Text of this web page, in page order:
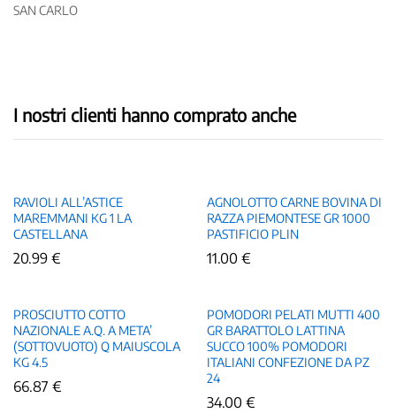
SAN CARLO
I nostri clienti hanno comprato anche
RAVIOLI ALL’ASTICE
MAREMMANI KG 1 LA
CASTELLANA
20.99 €
AGNOLOTTO CARNE BOVINA DI
RAZZA PIEMONTESE GR 1000
PASTIFICIO PLIN
11.00 €
PROSCIUTTO COTTO
NAZIONALE A.Q. A META’
(SOTTOVUOTO) Q MAIUSCOLA
KG 4.5
66.87 €
POMODORI PELATI MUTTI 400
GR BARATTOLO LATTINA
SUCCO 100% POMODORI
ITALIANI CONFEZIONE DA PZ
24
34.00 €